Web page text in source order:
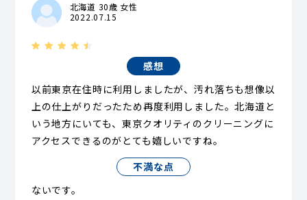
北海道 30歳 女性
2022.07.15
感想
以前東京在住時に利用しましたが、汚れ落ちも想像以
上の仕上がりだったため再度利用しました。北海道と
いう地方にいても、東京クオリティのクリーニングに
アクセスできるのがとても嬉しいですね。
不満な点
ないです。